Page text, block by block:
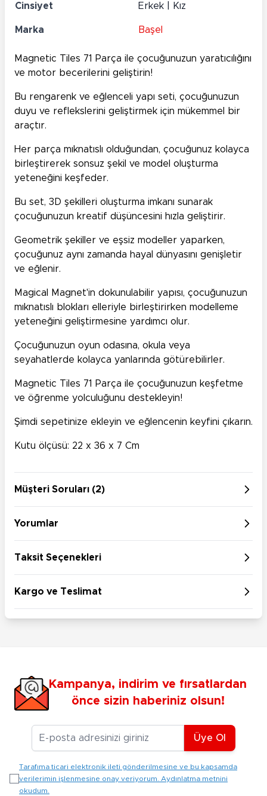
Cinsiyet Erkek | Kız
Marka Başel
Magnetic Tiles 71 Parça ile çocuğunuzun yaratıcılığını
ve motor becerilerini geliştirin!
Bu rengarenk ve eğlenceli yapı seti, çocuğunuzun
duyu ve reflekslerini geliştirmek için mükemmel bir
araçtır.
Her parça mıknatıslı olduğundan, çocuğunuz kolayca
birleştirerek sonsuz şekil ve model oluşturma
yeteneğini keşfeder.
Bu set, 3D şekilleri oluşturma imkanı sunarak
çocuğunuzun kreatif düşüncesini hızla geliştirir.
Geometrik şekiller ve eşsiz modeller yaparken,
çocuğunuz aynı zamanda hayal dünyasını genişletir
ve eğlenir.
Magical Magnet'in dokunulabilir yapısı, çocuğunuzun
mıknatıslı blokları elleriyle birleştirirken modelleme
yeteneğini geliştirmesine yardımcı olur.
Çocuğunuzun oyun odasına, okula veya
seyahatlerde kolayca yanlarında götürebilirler.
Magnetic Tiles 71 Parça ile çocuğunuzun keşfetme
ve öğrenme yolculuğunu destekleyin!
Şimdi sepetinize ekleyin ve eğlencenin keyfini çıkarın.
Kutu ölçüsü: 22 x 36 x 7 Cm
Müşteri Soruları (2)
Yorumlar
Taksit Seçenekleri
Kargo ve Teslimat
Kampanya, indirim ve fırsatlardan
önce sizin haberiniz olsun!
E-posta Adresiniz
Üye Ol
Tarafıma ticari elektronik ileti gönderilmesine ve bu kapsamda
verilerimin işlenmesine onay veriyorum. Aydınlatma metnini
okudum.